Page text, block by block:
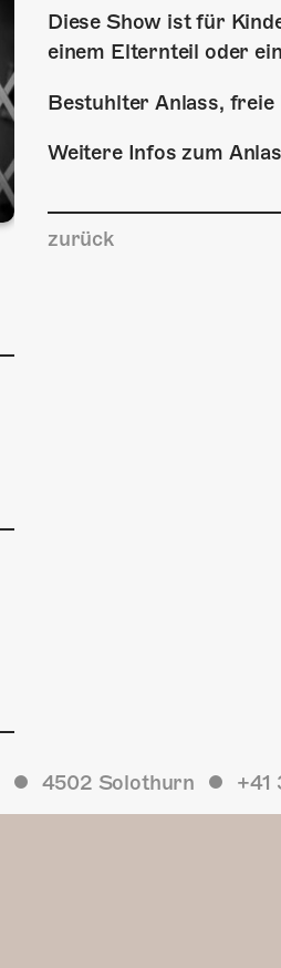
Diese Show ist für
einem Elternteil oder
Bestuhlter Anlass, freie
Weitere Infos zum
zurück
4502 Solothurn +41